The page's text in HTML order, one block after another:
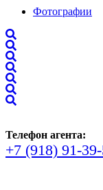
Фотографии
Телефон агента:
+7 (918) 91-